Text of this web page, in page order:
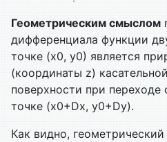
Геометрическим смыслом
дифференциала функции
точке (х0, у0) является
(координаты z)
поверхности при переходе
точке (х0+Dх, у0+Dу).
Как видно,